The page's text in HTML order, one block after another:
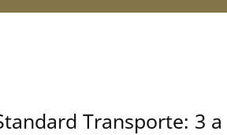
Transporte: 3